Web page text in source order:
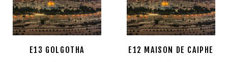
E13 GOLGOTHA E12 MAISON DE CAIPHE